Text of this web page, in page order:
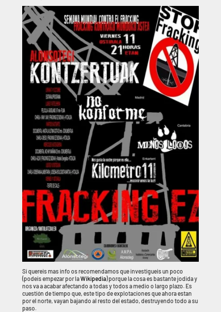
Si quereis mas info os recomendamos que investigueis un poco
(podeis empezar por laWikipedia) porque la cosa es bastante jodida y
nos va a acabar afectando a todas y todos a medio o largo plazo. Es
cuestión de tiempo que, este tipo de explotaciones que ahora estan
por el norte, vayan bajando al resto del estado, destruyendo todo a su
paso.